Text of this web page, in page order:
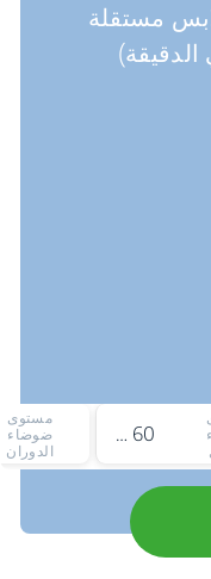
مستقلة
60 ديسيبل
مستوى
ضوضاء
الدوران